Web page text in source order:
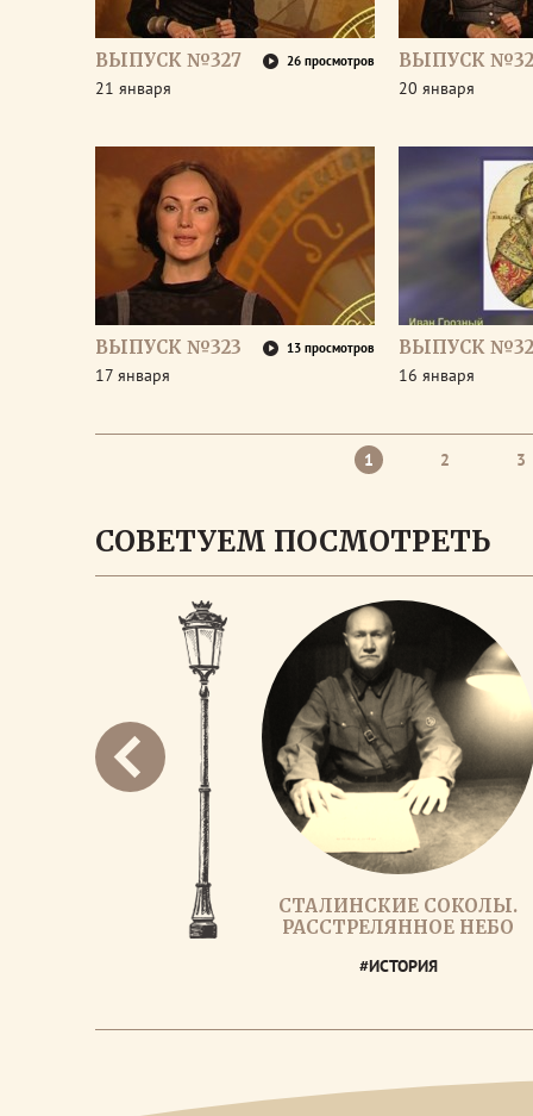
ВЫПУСК №327 26 просмотров
21 января
ВЫПУСК
20 января
ВЫПУСК №323 13 просмотров
17 января
ВЫПУСК
16 января
1 2 3
СОВЕТУЕМ ПОСМОТРЕТЬ
СТАЛИНСКИЕ СОКОЛЫ.
РАССТРЕЛЯННОЕ НЕБО
#ИСТОРИЯ